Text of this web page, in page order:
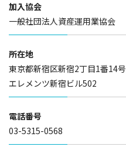
加入協会
一般社団法人資産運用業協会
所在地
東京都新宿区新宿2丁目1番14号
エレメンツ新宿ビル502
電話番号
03-5315-0568